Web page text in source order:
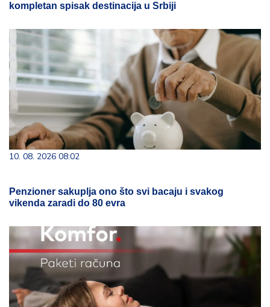
kompletan spisak destinacija u Srbiji
10. 08. 2026 08:02
Penzioner sakuplja ono što svi bacaju i svakog
vikenda zaradi do 80 evra